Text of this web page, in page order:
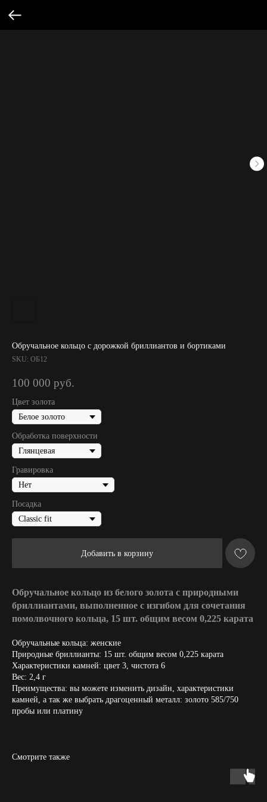
Обручальное кольцо с дорожкой бриллиантов и бортиками
SKU: ОБ12
100 000 руб.
Цвет золота
Обработка поверхности
Гравировка
Посадка
Добавить в корзину
Обручальное кольцо из белого золота с природными
бриллиантами, выполненное с изгибом для сочетания
помолвочного кольца, 15 шт. общим весом 0,225 карата
Обручальные кольца: женские
Природные бриллианты: 15 шт. общим весом 0,225 карата
Характеристики камней: цвет 3, чистота 6
Вес: 2,4 г
Преимущества: вы можете изменить дизайн, характеристики
камней, а так же выбрать драгоценный металл: золото 585/750
пробы или платину
Смотрите также